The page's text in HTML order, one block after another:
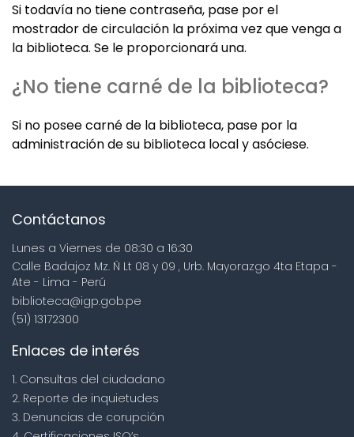
Si todavía no tiene contraseña, pase por el
mostrador de circulación la próxima vez que venga a
la biblioteca. Se le proporcionará una.
¿No tiene carné de la biblioteca?
Si no posee carné de la biblioteca, pase por la
administración de su biblioteca local y asóciese.
Contáctanos
Lunes a Viernes de 08:30 a 16:30
Calle Badajoz Mz. Ñ Lt 08 y 09 , Urb. Mayorazgo 4ta Etapa -
Ate - Lima - Perú
biblioteca@igp.gob.pe
(51) 13172300
Enlaces de interés
1. Consultas del ciudadano
2. Reporte de inquietudes
3. Denuncias de corupción